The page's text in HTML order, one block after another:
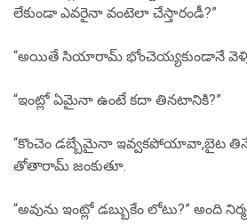
లేకుండా ఎవరైనా వంటెలా చేస్తారండీ?”
“అయితే సియారామ్ భోంచెయ్యకుండానే
“ఇంట్లో ఏమైనా ఉంటే కదా తినటానికి?”
“కొంచెం డబ్బేమైనా ఇవ్వకపోయావా,బైట
తోతారామ్ జంకుతూ.
“అవును ఇంట్లో డబ్బుకేం లోటు?” అంది